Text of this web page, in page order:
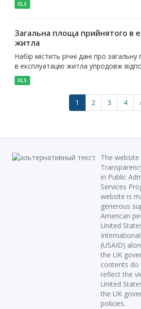
XLS
Загальна площа прийнятого в
житла
Набір містить річні дані про
в експлуатацію житла упродовж
XLS
1 2 3 4
The
in Public
Services
website is
generous
American
United
(USAID)
the UK
contents do
reflect the
United
the UK
policies.